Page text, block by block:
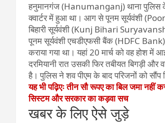
हनुमानगंज (Hanumanganj) थाना पुलिस के
क्वार्टर में हुआ था। आग से पूनम सूर्यवंशी
बिहारी सूर्यवंशी (Kunj Bihari
पूनम सूर्यवंशी एचडीएफसी बैंक (HDFC
कराया गया था। यहां 20 मार्च को वह होश
दरमियानी रात उसकी फिर तबीयत बिगड़ी
है। पुलिस ने शव पीएम के बाद परिजनों को
यह भी पढ़िएः तीन सौ रूपए का बिल जमा
सिस्टम और सरकार का कड़वा सच
खबर के लिए ऐसे जुड़े